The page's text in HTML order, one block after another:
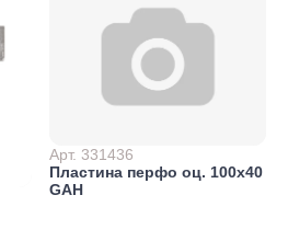
Арт. 331436
Пластина перфо оц. 100х40
GAH